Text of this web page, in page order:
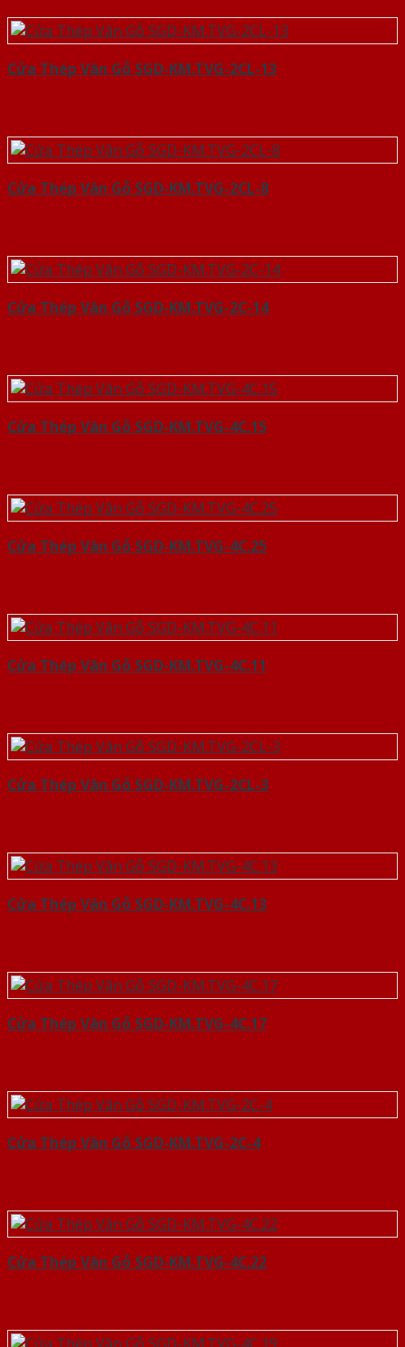
Cửa Thép Vân Gỗ SGD-KM.TVG-2CL-13
Cửa Thép Vân Gỗ SGD-KM.TVG-2CL-8
Cửa Thép Vân Gỗ SGD-KM.TVG-2C-14
Cửa Thép Vân Gỗ SGD-KM.TVG-4C.15
Cửa Thép Vân Gỗ SGD-KM.TVG-4C.25
Cửa Thép Vân Gỗ SGD-KM.TVG-4C.11
Cửa Thép Vân Gỗ SGD-KM.TVG-2CL-3
Cửa Thép Vân Gỗ SGD-KM.TVG-4C.13
Cửa Thép Vân Gỗ SGD-KM.TVG-4C.17
Cửa Thép Vân Gỗ SGD-KM.TVG-2C-4
Cửa Thép Vân Gỗ SGD-KM.TVG-4C.22